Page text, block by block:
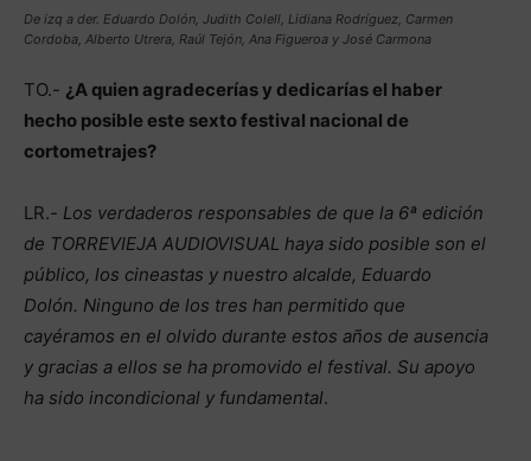
De izq a der. Eduardo Dolón, Judith Colell, Lidiana Rodríguez, Carmen
Cordoba, Alberto Utrera, Raúl Tejón, Ana Figueroa y José Carmona
TO.- ¿A quien agradecerías y dedicarías el haber
hecho posible este sexto festival nacional de
cortometrajes?
LR.- Los verdaderos responsables de que la 6ª edición
de TORREVIEJA AUDIOVISUAL haya sido posible son el
público, los cineastas y nuestro alcalde, Eduardo
Dolón. Ninguno de los tres han permitido que
cayéramos en el olvido durante estos años de ausencia
y gracias a ellos se ha promovido el festival. Su apoyo
ha sido incondicional y fundamental.